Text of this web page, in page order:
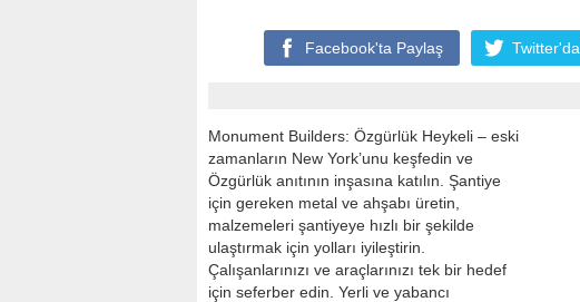
Facebook'ta Paylaş Twitter'da
Monument Builders: Özgürlük Heykeli – eski
zamanların New York’unu keşfedin ve
Özgürlük anıtının inşasına katılın. Şantiye
için gereken metal ve ahşabı üretin,
malzemeleri şantiyeye hızlı bir şekilde
ulaştırmak için yolları iyileştirin.
Çalışanlarınızı ve araçlarınızı tek bir hedef
için seferber edin. Yerli ve yabancı